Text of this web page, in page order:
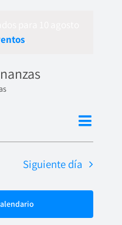
.
vistas
de
vistas
Día
Siguiente día